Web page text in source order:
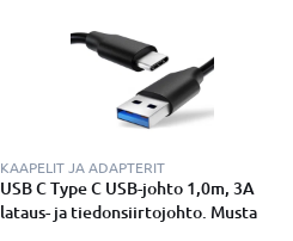
KAAPELIT JA ADAPTERIT
USB C Type C USB-johto 1,0m, 3A
lataus- ja tiedonsiirtojohto. Musta